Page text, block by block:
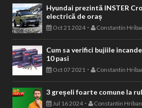
Hyundai prezintă INSTER
electrică de oraș
Oct 21 2024- Constantin
Cum sa verifici bujiile
10 pasi
Oct 07 2021 - Constantin
3 greșeli foarte comune la
Jul 16 2024- Constantin Hriban